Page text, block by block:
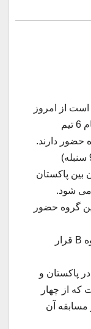
قرار است از امروز
آغاز شود. در رقابت های امسال این جام 6 تیم
حضور دارند.
اولین بازی این جام امروز (چهارشنبه 9 سنبله)
بین پاکستان
می شود.
گروه حضور
افغانستان، سریلانکا و بنگلادش در گروه B قرار
پاکستان و
که از چهار
مسابقه آن